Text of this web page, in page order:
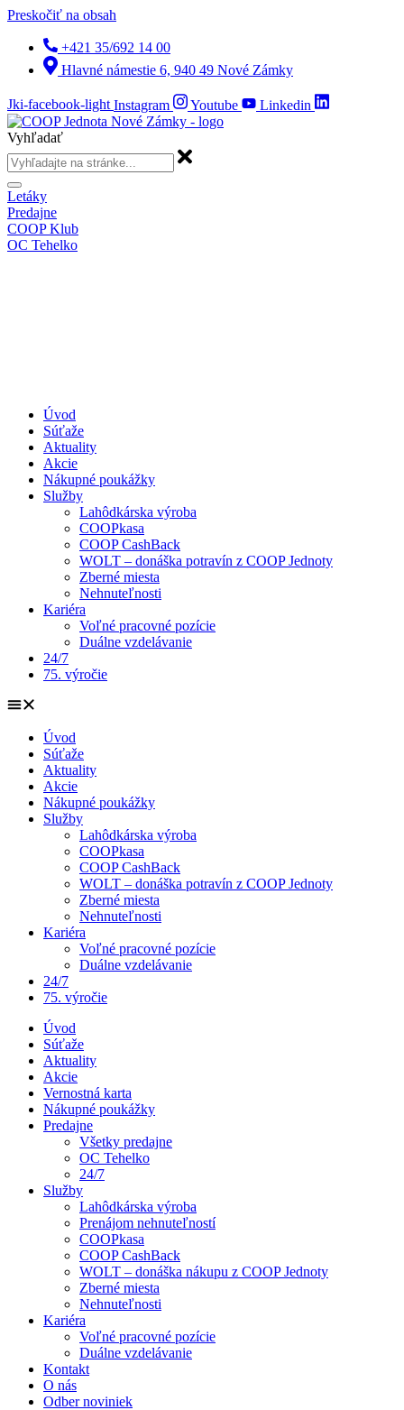
Preskočiť na obsah
+421 35/692 14 00
Hlavné námestie 6, 940 49 Nové Zámky
Jki-facebook-light Instagram Youtube Linkedin
Vyhľadať
Letáky
Predajne
COOP Klub
OC Tehelko
Úvod
Súťaže
Aktuality
Akcie
Nákupné poukážky
Služby
Lahôdkárska výroba
COOPkasa
COOP CashBack
WOLT – donáška potravín z COOP Jednoty
Zberné miesta
Nehnuteľnosti
Kariéra
Voľné pracovné pozície
Duálne vzdelávanie
24/7
75. výročie
Úvod
Súťaže
Aktuality
Akcie
Nákupné poukážky
Služby
Lahôdkárska výroba
COOPkasa
COOP CashBack
WOLT – donáška potravín z COOP Jednoty
Zberné miesta
Nehnuteľnosti
Kariéra
Voľné pracovné pozície
Duálne vzdelávanie
24/7
75. výročie
Úvod
Súťaže
Aktuality
Akcie
Vernostná karta
Nákupné poukážky
Predajne
Všetky predajne
OC Tehelko
24/7
Služby
Lahôdkárska výroba
Prenájom nehnuteľností
COOPkasa
COOP CashBack
WOLT – donáška nákupu z COOP Jednoty
Zberné miesta
Nehnuteľnosti
Kariéra
Voľné pracovné pozície
Duálne vzdelávanie
Kontakt
O nás
Odber noviniek